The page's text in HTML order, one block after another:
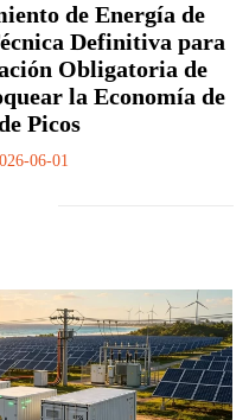
de Energía de
Definitiva para
Obligatoria de
la Economía de
Picos
06-01